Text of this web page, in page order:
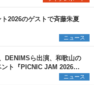
2026のゲストで斉藤朱夏
ニュース
DENIMSら出演、和歌山の
ト『PICNIC JAM 2026』
ニュース